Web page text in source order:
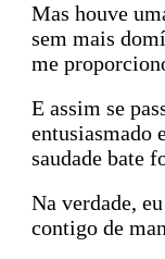
Mas houve
sem mais
me
E assim se
entusiasmado
saudade bate
Na verdade,
contigo de